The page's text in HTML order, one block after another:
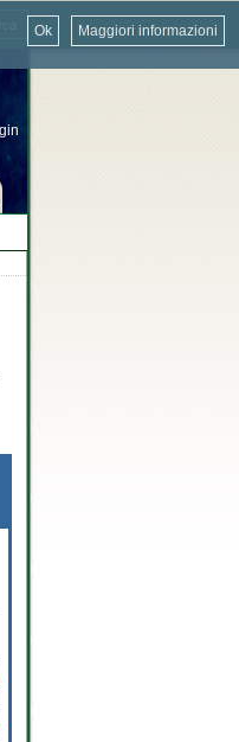
Maggiori informazioni
Ok